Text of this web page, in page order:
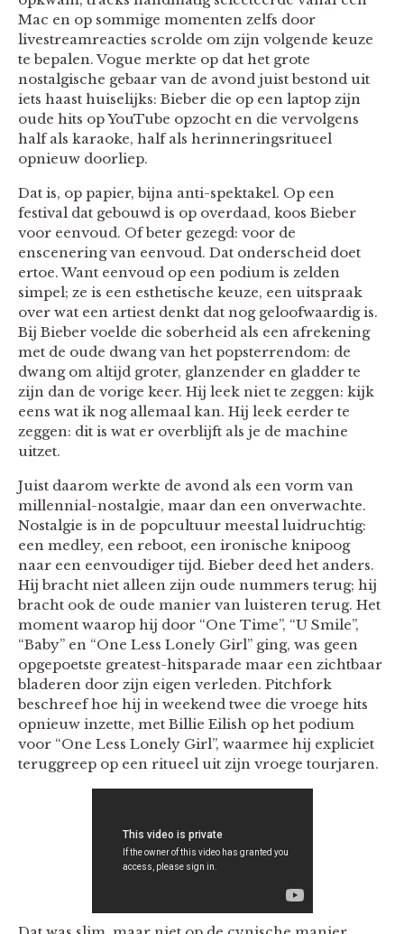
Mac en op sommige momenten zelfs door
livestreamreacties scrolde om zijn volgende keuze
te bepalen. Vogue merkte op dat het grote
nostalgische gebaar van de avond juist bestond uit
iets haast huiselijks: Bieber die op een laptop zijn
oude hits op YouTube opzocht en die vervolgens
half als karaoke, half als herinneringsritueel
opnieuw doorliep.
Dat is, op papier, bijna anti-spektakel. Op een
festival dat gebouwd is op overdaad, koos Bieber
voor eenvoud. Of beter gezegd: voor de
enscenering van eenvoud. Dat onderscheid doet
ertoe. Want eenvoud op een podium is zelden
simpel; ze is een esthetische keuze, een uitspraak
over wat een artiest denkt dat nog geloofwaardig is.
Bij Bieber voelde die soberheid als een afrekening
met de oude dwang van het popsterrendom: de
dwang om altijd groter, glanzender en gladder te
zijn dan de vorige keer. Hij leek niet te zeggen: kijk
eens wat ik nog allemaal kan. Hij leek eerder te
zeggen: dit is wat er overblijft als je de machine
uitzet.
Juist daarom werkte de avond als een vorm van
millennial-nostalgie, maar dan een onverwachte.
Nostalgie is in de popcultuur meestal luidruchtig:
een medley, een reboot, een ironische knipoog
naar een eenvoudiger tijd. Bieber deed het anders.
Hij bracht niet alleen zijn oude nummers terug; hij
bracht ook de oude manier van luisteren terug. Het
moment waarop hij door “One Time”, “U Smile”,
“Baby” en “One Less Lonely Girl” ging, was geen
opgepoetste greatest-hitsparade maar een zichtbaar
bladeren door zijn eigen verleden. Pitchfork
beschreef hoe hij in weekend twee die vroege hits
opnieuw inzette, met Billie Eilish op het podium
voor “One Less Lonely Girl”, waarmee hij expliciet
teruggreep op een ritueel uit zijn vroege tourjaren.